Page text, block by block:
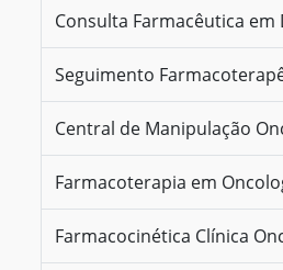
Consulta Farmacêutica em
Seguimento
Central de Manipulação
Farmacoterapia em
Farmacocinética Clínica